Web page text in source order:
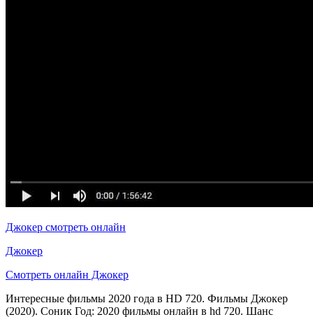
Джокер смотреть онлайн
Джокер
Смотреть онлайн Джокер
Интересные фильмы 2020 года в HD 720. Фильмы Джокер
(2020). Соник Год: 2020 фильмы онлайн в hd 720. Шанс